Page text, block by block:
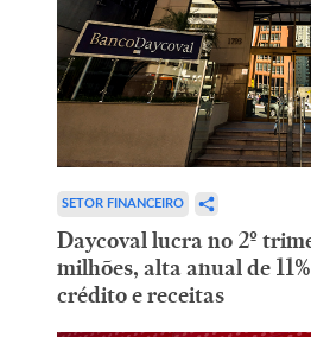
SETOR FINANCEIRO
Daycoval lucra no 2º
milhões, alta anual de
crédito e receitas